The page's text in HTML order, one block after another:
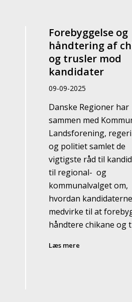
Forebyggelse og
håndtering af
og trusler mod
kandidater
09-09-2025
Danske Regioner har
sammen med
Landsforening,
og politiet samlet de
vigtigste råd til
til regional- og
kommunalvalget om,
hvordan
medvirke til at
håndtere chikane og
Læs mere